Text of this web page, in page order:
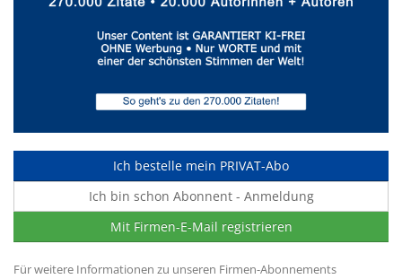
Ich bestelle mein PRIVAT-Abo
Ich bin schon Abonnent - Anmeldung
Mit Firmen-E-Mail registrieren
Für weitere Informationen zu unseren Firmen-Abonnements